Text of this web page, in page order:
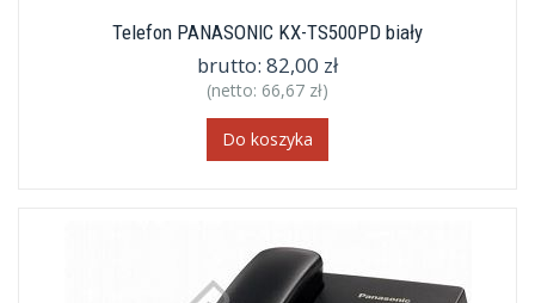
Telefon PANASONIC KX-TS500PD biały
brutto: 82,00 zł
(netto: 66,67 zł)
Do koszyka